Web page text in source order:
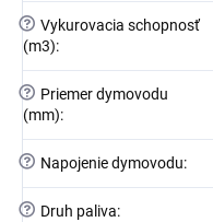
? Vykurovacia schopnosť
(m3):
?
Priemer dymovodu
(mm):
? Napojenie dymovodu:
? Druh paliva: